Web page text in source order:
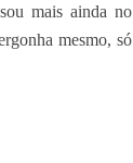
mais ainda no
mesmo, só